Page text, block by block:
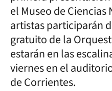
el Museo de
artistas participarán
gratuito de la
estarán en las
viernes en el
de Corrientes.